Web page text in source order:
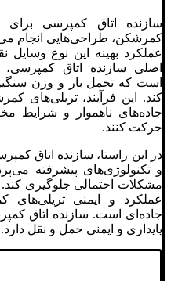
سازنده اتاق کمپرسی برای
کمرشکن، طراحی‌هایی انجام
عملکرد بهینه این نوع وسایل
اصلی سازنده اتاق
است که تحمل بار و وزن
کند. این فرآیند، تریلی‌های
جاده‌های ناهموار و شرایط
حرکت کنند.
در این راستا، سازنده اتاق
و تکنولوژی‌های پیشرفته
مشکلات احتمالی جلوگیری کند.
عملکرد و ایمنی
جاده‌ای است. سازنده اتاق
پایداری و ایمنی حمل و نقل دارد.